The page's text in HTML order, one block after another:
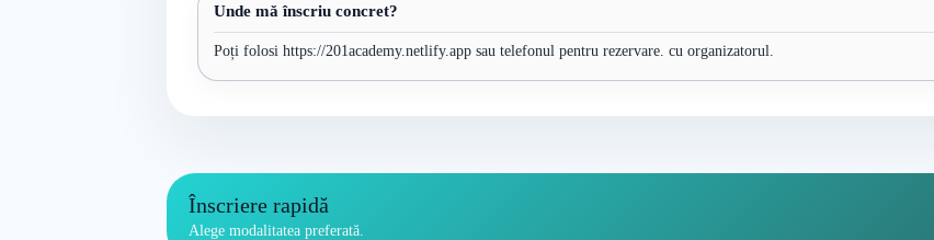
Unde mă înscriu concret?
Poți folosi https://201academy.netlify.app sau telefonul pentru rezervare. cu organizatorul.
Înscriere rapidă
Alege modalitatea preferată.